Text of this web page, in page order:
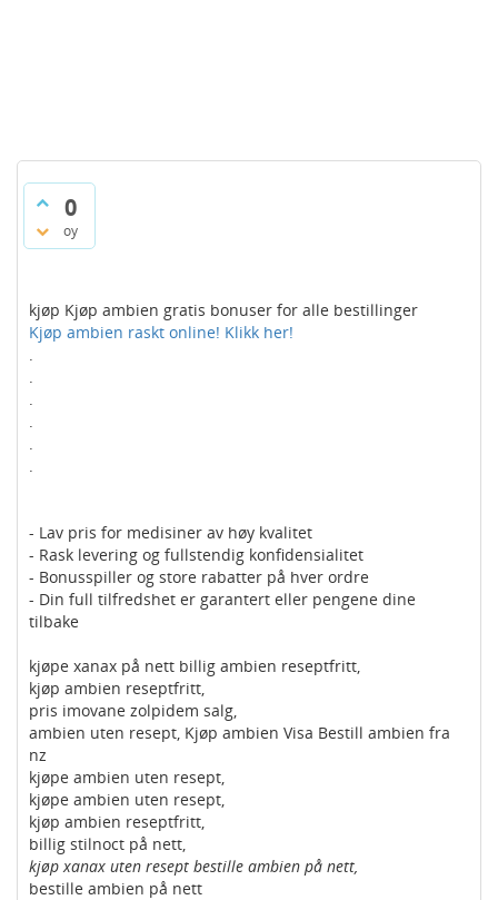
0
oy
kjøp Kjøp ambien gratis bonuser for alle bestillinger
Kjøp ambien raskt online! Klikk her!
.
.
.
.
.
.
- Lav pris for medisiner av høy kvalitet
- Rask levering og fullstendig konfidensialitet
- Bonusspiller og store rabatter på hver ordre
- Din full tilfredshet er garantert eller pengene dine
tilbake
kjøpe xanax på nett billig ambien reseptfritt,
kjøp ambien reseptfritt,
pris imovane zolpidem salg,
ambien uten resept, Kjøp ambien Visa Bestill ambien fra
nz
kjøpe ambien uten resept,
kjøpe ambien uten resept,
kjøp ambien reseptfritt,
billig stilnoct på nett,
kjøp xanax uten resept bestille ambien på nett,
bestille ambien på nett